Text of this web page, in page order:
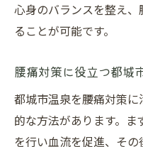
奏でる整骨院
心身のバランスを整え
ることが可能です。
腰痛対策に役立つ都城
都城市温泉を腰痛対策
的な方法があります。
を行い血流を促進、そ